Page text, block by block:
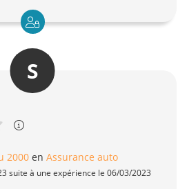
S
2000 en Assurance auto
suite à une expérience le 06/03/2023